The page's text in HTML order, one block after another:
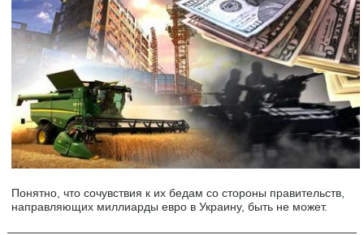
Понятно, что сочувствия к их бедам со стороны правительств,
направляющих миллиарды евро в Украину, быть не может.